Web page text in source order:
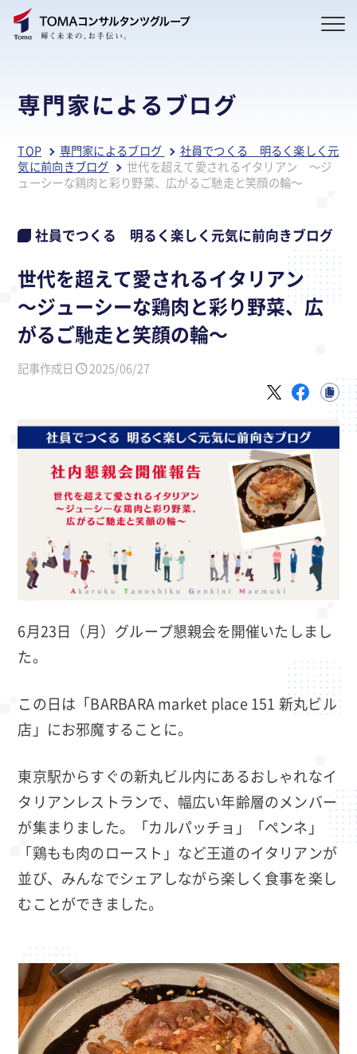
専門家によるブログ
TOP 専門家によるブログ
社員でつくる 明るく楽しく元
気に前向きブログ
世代を超えて愛されるイタリアン ～ジ
ューシーな鶏肉と彩り野菜、広がるご馳走と笑顔の輪～
社員でつくる 明るく楽しく元気に前向きブログ
世代を超えて愛されるイタリアン
～ジューシーな鶏肉と彩り野菜、広
がるご馳走と笑顔の輪～
記事作成日 2025/06/27
6月23日（月）グループ懇親会を開催いたしまし
た。
この日は「BARBARA market place 151 新丸ビル
店」にお邪魔することに。
東京駅からすぐの新丸ビル内にあるおしゃれなイ
タリアンレストランで、幅広い年齢層のメンバー
が集まりました。「カルパッチョ」「ペンネ」
「鶏もも肉のロースト」など王道のイタリアンが
並び、みんなでシェアしながら楽しく食事を楽し
むことができました。